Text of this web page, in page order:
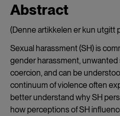
Abstract
(Denne artikkelen er kun utgitt
Sexual harassment (SH) is
gender harassment,
coercion, and can be
continuum of violence often
better understand why SH
how perceptions of SH